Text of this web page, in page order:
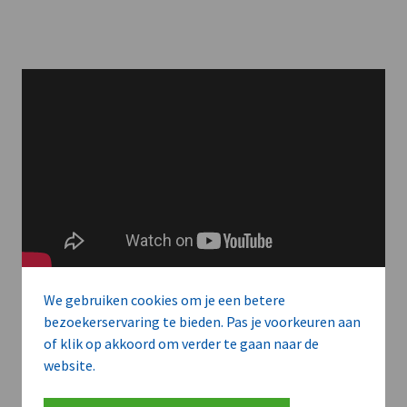
We gebruiken cookies om je een betere
bezoekerservaring te bieden. Pas je voorkeuren aan
of klik op akkoord om verder te gaan naar de
website.
Meer context. Dieper begrip.